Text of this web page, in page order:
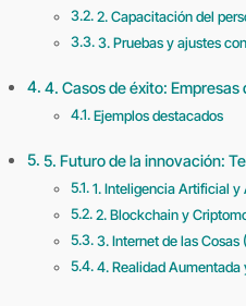
2. Capacitación del
3. Pruebas y ajustes
4. Casos de éxito:
Ejemplos destacados
5. Futuro de la innovación:
1. Inteligencia Artificial
2. Blockchain y
3. Internet de las Cosas
4. Realidad Aumentada